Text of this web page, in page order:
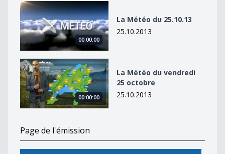
La Météo du 25.10.13
00:00:00
La Météo du 25.10.13
25.10.2013
La Météo du vendredi 25 octobre
00:00:00
La Météo du vendredi
25 octobre
25.10.2013
Page de l'émission